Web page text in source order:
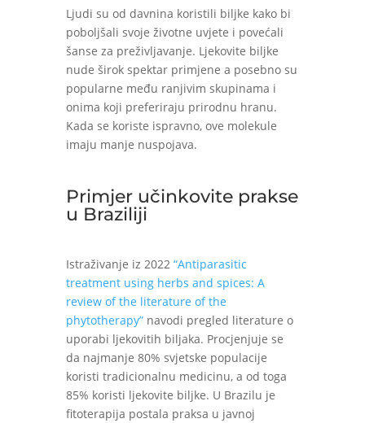
Ljudi su od davnina koristili biljke kako bi
poboljšali svoje životne uvjete i povećali
šanse za preživljavanje. Ljekovite biljke
nude širok spektar primjene a posebno su
popularne među ranjivim skupinama i
onima koji preferiraju prirodnu hranu.
Kada se koriste ispravno, ove molekule
imaju manje nuspojava.
Primjer učinkovite prakse
u Braziliji
Istraživanje iz 2022 “Antiparasitic
treatment using herbs and spices: A
review of the literature of the
phytotherapy”navodi pregled literature o
uporabi ljekovitih biljaka. Procjenjuje se
da najmanje 80% svjetske populacije
koristi tradicionalnu medicinu, a od toga
85% koristi ljekovite biljke. U Brazilu je
fitoterapija postala praksa u javnoj